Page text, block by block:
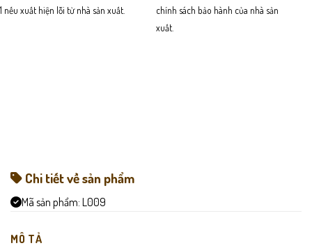
1 nếu xuất hiện lỗi từ nhà sản xuất.
chính sách bảo hành của nhà sản
xuất.
Chi tiết về sản phẩm
Mã sản phẩm: L009
MÔ TẢ